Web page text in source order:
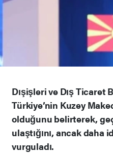
Dışişleri ve Dış Ticaret
Türkiye’nin Kuzey
olduğunu belirterek,
ulaştığını, ancak
vurguladı.